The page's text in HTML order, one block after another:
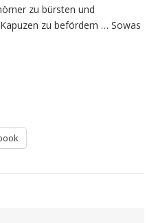
zu bürsten und
zu befördern … Sowas